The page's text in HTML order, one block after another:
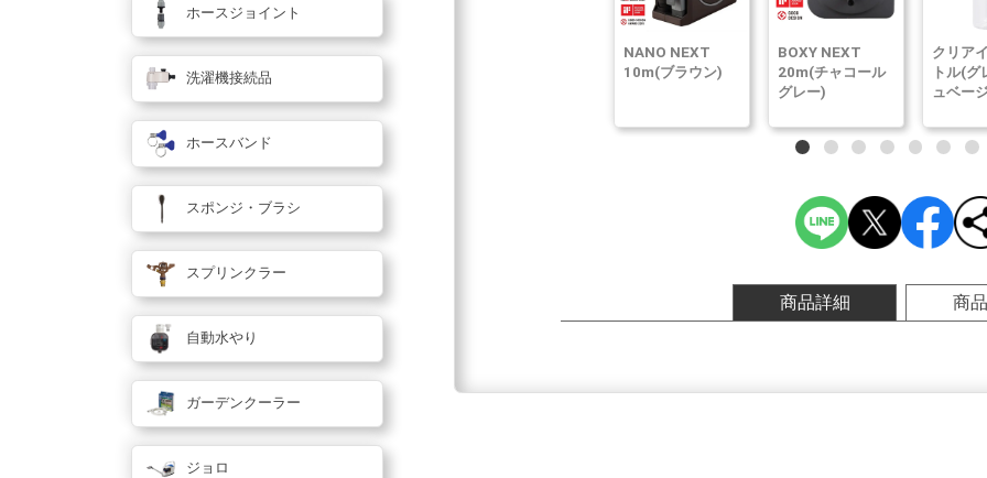
NANO NEXT
10m(ブラウン)
BOXY NEXT
20m(チャコール
グレー)
クリア
トル(グ
ュベー
商品詳細 商
ホースジョイント
洗濯機接続品
ホースバンド
スポンジ・ブラシ
スプリンクラー
自動水やり
ガーデンクーラー
ジョロ